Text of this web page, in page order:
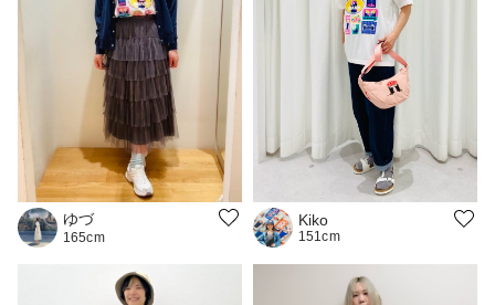
ゆづ
165cm
Kiko
151cm